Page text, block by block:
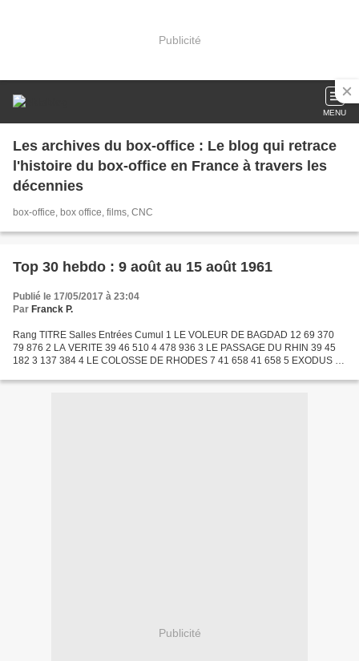
Publicité
MENU
Les archives du box-office : Le blog qui retrace
l'histoire du box-office en France à travers les
décennies
box-office, box office, films, CNC
Top 30 hebdo : 9 août au 15 août 1961
Publié le 17/05/2017 à 23:04
Par Franck P.
Rang TITRE Salles Entrées Cumul 1 LE VOLEUR DE BAGDAD 12 69 370
79 876 2 LA VERITE 39 46 510 4 478 936 3 LE PASSAGE DU RHIN 39 45
182 3 137 384 4 LE COLOSSE DE RHODES 7 41 658 41 658 5 EXODUS 11
Publicité